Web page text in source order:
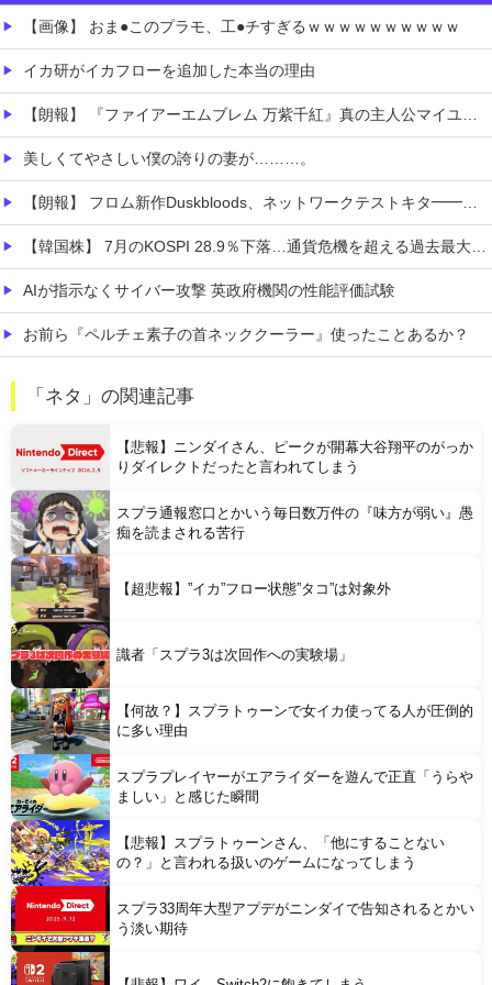
【画像】 おま●このプラモ、工●チすぎるｗｗｗｗｗｗｗｗｗｗ
イカ研がイカフローを追加した本当の理由
【朗報】 『ファイアーエムブレム 万紫千紅』真の主人公マイユニはキャラメイクが可能
美しくてやさしい僕の誇りの妻が………。
【朗報】 フロム新作Duskbloods、ネットワークテストキタ━━━━(゜∀゜)━━━━!!
【韓国株】 7月のKOSPI 28.9％下落…通貨危機を超える過去最大の下げ幅
AIが指示なくサイバー攻撃 英政府機関の性能評価試験
お前ら『ペルチェ素子の首ネッククーラー』使ったことあるか？
Powered by livedoor 相互RSS
「ネタ」の関連記事
【悲報】ニンダイさん、ピークが開幕大谷翔平のがっか
りダイレクトだったと言われてしまう
スプラ通報窓口とかいう毎日数万件の『味方が弱い』愚
痴を読まされる苦行
【超悲報】”イカ”フロー状態”タコ”は対象外
識者「スプラ3は次回作への実験場」
【何故？】スプラトゥーンで女イカ使ってる人が圧倒的
に多い理由
スプラプレイヤーがエアライダーを遊んで正直「うらや
ましい」と感じた瞬間
【悲報】スプラトゥーンさん、「他にすることない
の？」と言われる扱いのゲームになってしまう
スプラ33周年大型アプデがニンダイで告知されるとかい
う淡い期待